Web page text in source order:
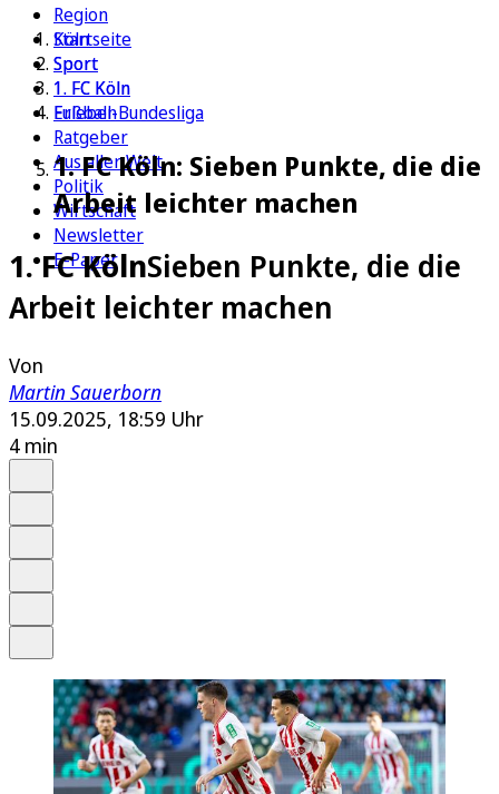
Region
Köln
Sport
1. FC Köln
Erleben
Ratgeber
Aus aller Welt
Politik
Wirtschaft
Newsletter
E-Paper
Startseite
Sport
1. FC Köln
Fußball-Bundesliga
1. FC Köln: Sieben Punkte, die die
Arbeit leichter machen
1. FC KölnSieben Punkte, die die
Arbeit leichter machen
Von
Martin Sauerborn
15.09.2025, 18:59 Uhr
4 min